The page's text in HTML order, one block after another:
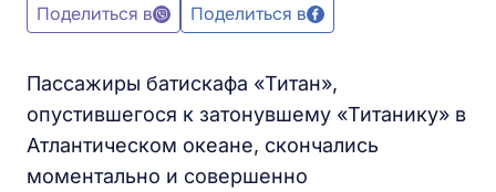
Поделиться в
Поделиться в
Пассажиры батискафа «Титан»,
опустившегося к затонувшему «Титанику» в
Атлантическом океане, скончались
моментально и совершенно